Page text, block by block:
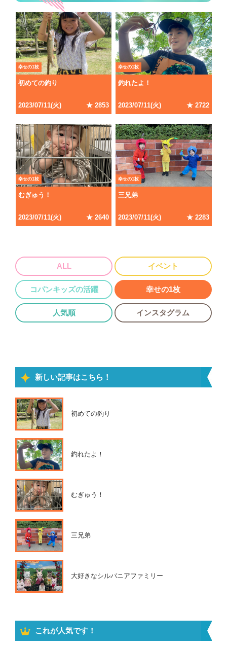
幸せの1枚
初めての釣り
2023/07/11(火) ★ 2853
幸せの1枚
釣れたよ！
2023/07/11(火) ★ 2722
幸せの1枚
むぎゅう！
2023/07/11(火) ★ 2640
幸せの1枚
三兄弟
2023/07/11(火) ★ 2283
ALL イベント
コパンキッズの活躍 幸せの1枚
人気順 インスタグラム
新しい記事はこちら！
初めての釣り
釣れたよ！
むぎゅう！
三兄弟
大好きなシルバニアファミリー
これが人気です！